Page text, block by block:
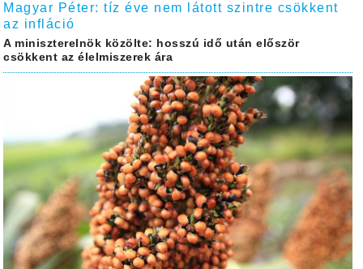
Magyar Péter: tíz éve nem látott szintre csökkent
az infláció
A miniszterelnök közölte: hosszú idő után először
csökkent az élelmiszerek ára